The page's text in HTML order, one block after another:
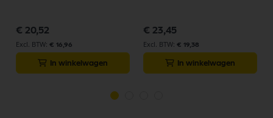
€ 20,52
€ 16,96
In winkelwagen
€ 23,45
€ 19,38
In winkelwagen